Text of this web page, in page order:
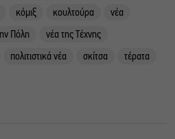
κόμιξ κουλτούρα
νέα
Πόλη
νέα της Τέχνης
πολιτιστικά νέα σκίτσα τέρατα